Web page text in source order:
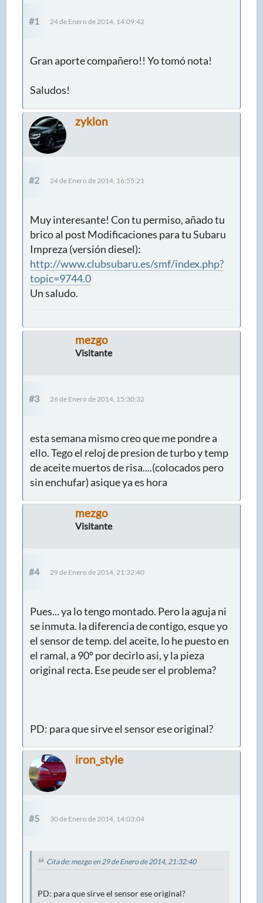
#1 24 de Enero de 2014, 14:09:42
Gran aporte compañero!! Yo tomó nota!
Saludos!
zyklon
#2 24 de Enero de 2014, 16:55:21
Muy interesante! Con tu permiso, añado tu
brico al post Modificaciones para tu Subaru
Impreza (versión diesel):
http://www.clubsubaru.es/smf/index.php?
topic=9744.0
Un saludo.
mezgo
Visitante
#3 26 de Enero de 2014, 15:30:32
esta semana mismo creo que me pondre a
ello. Tego el reloj de presion de turbo y temp
de aceite muertos de risa....(colocados pero
sin enchufar) asique ya es hora
mezgo
Visitante
#4 29 de Enero de 2014, 21:32:40
Pues... ya lo tengo montado. Pero la aguja ni
se inmuta. la diferencia de contigo, esque yo
el sensor de temp. del aceite, lo he puesto en
el ramal, a 90º por decirlo asi, y la pieza
original recta. Ese peude ser el problema?
PD: para que sirve el sensor ese original?
iron_style
#5 30 de Enero de 2014, 14:03:04
Cita de: mezgo en 29 de Enero de 2014, 21:32:40
PD: para que sirve el sensor ese original?